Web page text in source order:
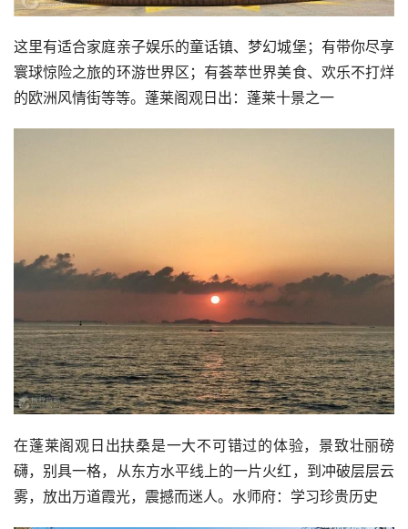
这里有适合家庭亲子娱乐的童话镇、梦幻城堡；有带你尽享
寰球惊险之旅的环游世界区；有荟萃世界美食、欢乐不打烊
的欧洲风情街等等。蓬莱阁观日出：蓬莱十景之一
在蓬莱阁观日出扶桑是一大不可错过的体验，景致壮丽磅
礴，别具一格，从东方水平线上的一片火红，到冲破层层云
雾，放出万道霞光，震撼而迷人。水师府：学习珍贵历史